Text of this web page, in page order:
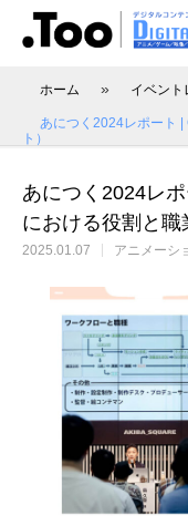
アニメーション制
アニマル・モデリン
補改訂版』発売記念セ
アニメーション（レポー
あにつく2025レポー
ート講演会 〜就職を
[外部事例]「泣きたい
督ふたりが語る、誕生
ホーム » イベント
あにつく2024レポート
ト）
あにつく2024レ
における役割と職
2025.01.07 アニメーシ